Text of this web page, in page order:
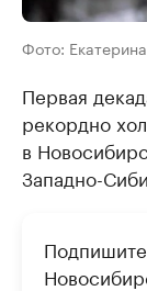
Фото:
Первая
рекордно
в
Западно-